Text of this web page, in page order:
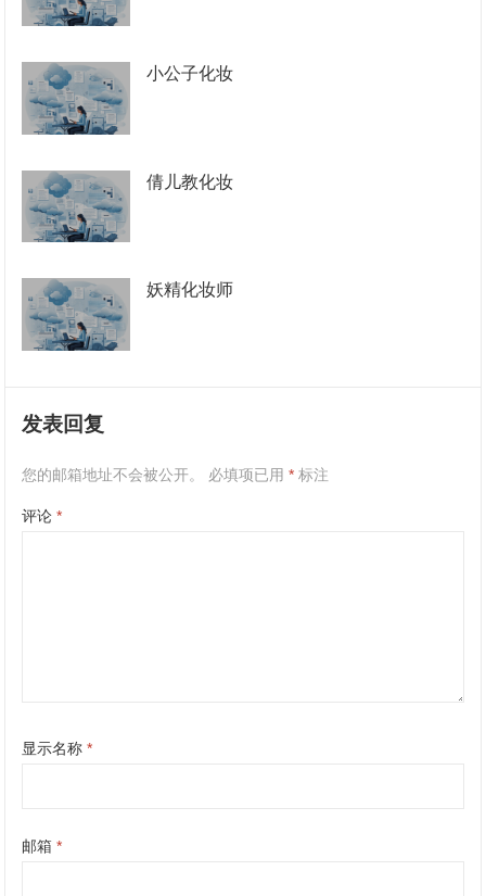
小公子化妆
倩儿教化妆
妖精化妆师
发表回复
您的邮箱地址不会被公开。 必填项已用* 标注
评论*
显示名称*
邮箱*